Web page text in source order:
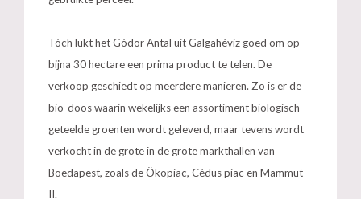
Tóch lukt het Gódor Antal uit Galgahéviz goed om op
bijna 30 hectare een prima product te telen. De
verkoop geschiedt op meerdere manieren. Zo is er de
bio-doos waarin wekelijks een assortiment biologisch
geteelde groenten wordt geleverd, maar tevens wordt
verkocht in de grote in de grote markthallen van
Boedapest, zoals de Ökopiac, Cédus piac en Mammut-
II.